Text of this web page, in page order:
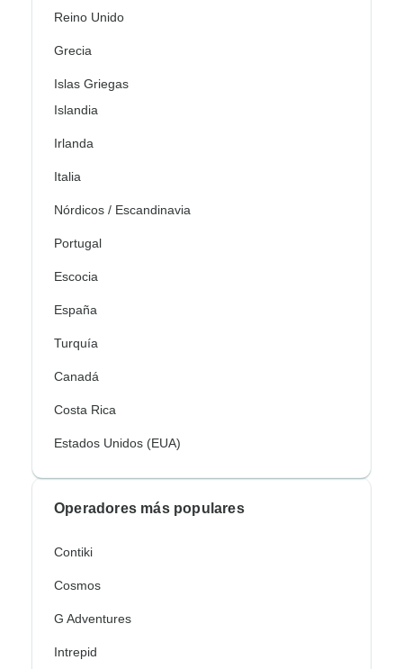
Reino Unido
Grecia
Islas Griegas
Islandia
Irlanda
Italia
Nórdicos / Escandinavia
Portugal
Escocia
España
Turquía
Canadá
Costa Rica
Estados Unidos (EUA)
Operadores más populares
Contiki
Cosmos
G Adventures
Intrepid